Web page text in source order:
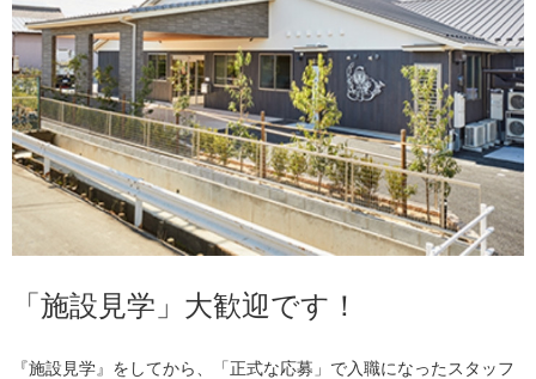
「施設見学」大歓迎です！
『施設見学』をしてから、「正式な応募」で入職になったスタッフ